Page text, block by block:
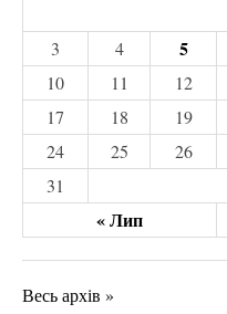
« Лип
3
4 5
10
11 12
17
18 19
24
25 26
31
Весь архів »